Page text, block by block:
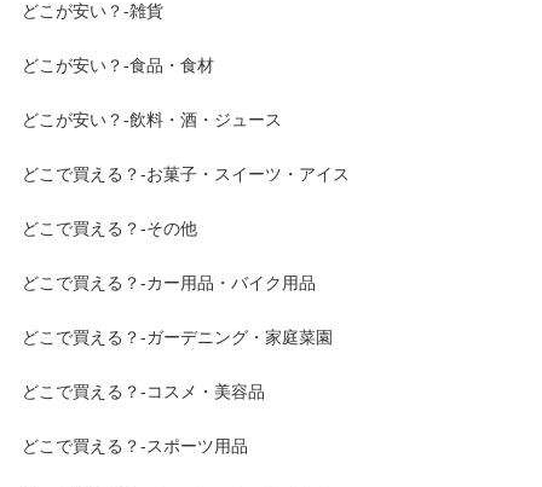
どこが安い？-雑貨
どこが安い？-食品・食材
どこが安い？-飲料・酒・ジュース
どこで買える？-お菓子・スイーツ・アイス
どこで買える？-その他
どこで買える？-カー用品・バイク用品
どこで買える？-ガーデニング・家庭菜園
どこで買える？-コスメ・美容品
どこで買える？-スポーツ用品